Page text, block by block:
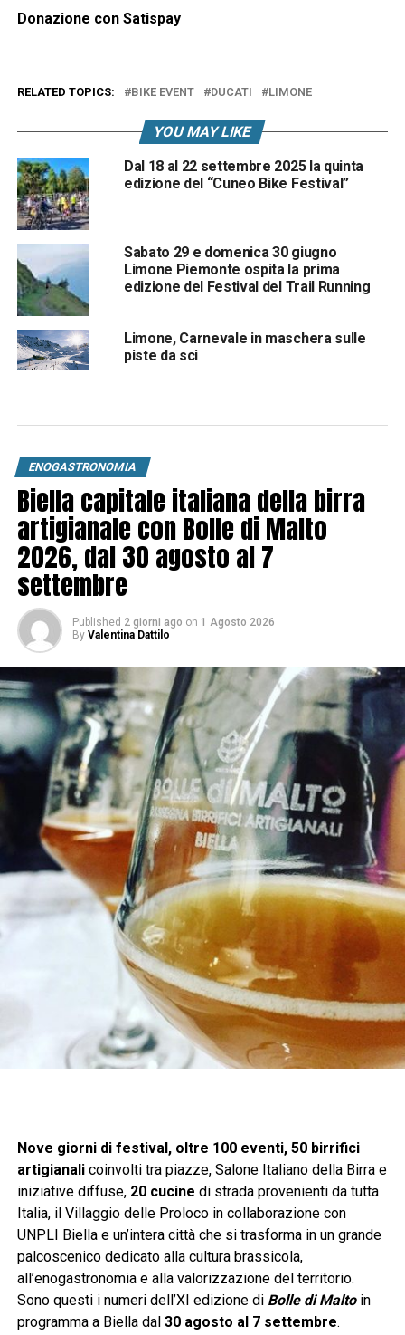
Donazione con Satispay
RELATED TOPICS: BIKE EVENT DUCATI LIMONE
YOU MAY LIKE
Dal 18 al 22 settembre 2025 la quinta
edizione del “Cuneo Bike Festival”
Sabato 29 e domenica 30 giugno
Limone Piemonte ospita la prima
edizione del Festival del Trail Running
Limone, Carnevale in maschera sulle
piste da sci
ENOGASTRONOMIA
Biella capitale italiana della birra
artigianale con Bolle di Malto
2026, dal 30 agosto al 7
settembre
Published 2 giorni ago on 1 Agosto 2026
By Valentina Dattilo
Nove giorni di festival, oltre 100 eventi, 50 birrifici
artigianalicoinvolti tra piazze, Salone Italiano della Birra e
iniziative diffuse,20 cucine di strada provenienti da tutta
Italia, il Villaggio delle Proloco in collaborazione con
UNPLI Biella e un’intera città che si trasforma in un grande
palcoscenico dedicato alla cultura brassicola,
all’enogastronomia e alla valorizzazione del territorio.
Sono questi i numeri dell’XI edizione di Bolle di Maltoin
programma a Biella dal 30 agosto al 7 settembre.